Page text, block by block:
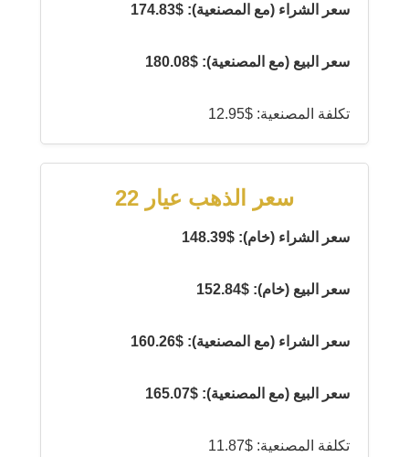
سعر الشراء (مع المصنعية): $174.83
سعر البيع (مع المصنعية): $180.08
تكلفة المصنعية: $12.95
سعر الذهب عيار 22
سعر الشراء (خام): $148.39
سعر البيع (خام): $152.84
سعر الشراء (مع المصنعية): $160.26
سعر البيع (مع المصنعية): $165.07
تكلفة المصنعية: $11.87